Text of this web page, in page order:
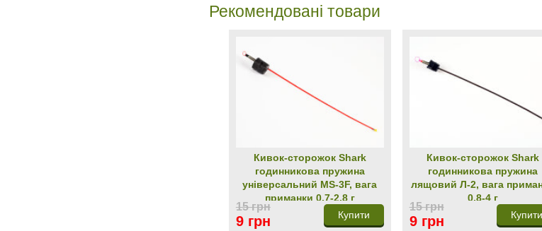
Рекомендовані товари
Кивок-сторожок Shark
годинникова пружина
універсальний МЅ-3F, вага
приманки 0,7-2,8 г
15 грн
9 грн Купити
Кивок-сторожок Shark
годинникова пружина
лящовий Л-2, вага
0,8-4 г
15 грн
9 грн Купити